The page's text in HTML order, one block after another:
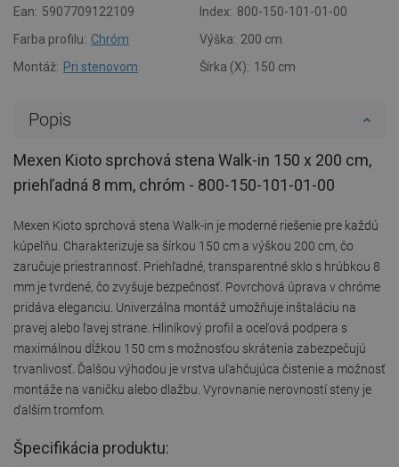
Ean: 5907709122109 Index: 800-150-101-01-00
Farba profilu: Chróm Výška: 200 cm
Montáž: Pri stenovom Šírka (X): 150 cm
Popis
Mexen Kioto sprchová stena Walk-in 150 x 200 cm,
priehľadná 8 mm, chróm - 800-150-101-01-00
Mexen Kioto sprchová stena Walk-in je moderné riešenie pre každú
kúpeľňu. Charakterizuje sa šírkou 150 cm a výškou 200 cm, čo
zaručuje priestrannosť. Priehľadné, transparentné sklo s hrúbkou 8
mm je tvrdené, čo zvyšuje bezpečnosť. Povrchová úprava v chróme
pridáva eleganciu. Univerzálna montáž umožňuje inštaláciu na
pravej alebo ľavej strane. Hliníkový profil a oceľová podpera s
maximálnou dĺžkou 150 cm s možnosťou skrátenia zabezpečujú
trvanlivosť. Ďalšou výhodou je vrstva uľahčujúca čistenie a možnosť
montáže na vaničku alebo dlažbu. Vyrovnanie nerovností steny je
ďalším tromfom.
Špecifikácia produktu: